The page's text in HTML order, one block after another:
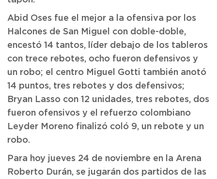
Abid Oses fue el mejor a la ofensiva por los
Halcones de San Miguel con doble-doble,
encestó 14 tantos, líder debajo de los tableros
con trece rebotes, ocho fueron defensivos y
un robo; el centro Miguel Gotti también anotó
14 puntos, tres rebotes y dos defensivos;
Bryan Lasso con 12 unidades, tres rebotes, dos
fueron ofensivos y el refuerzo colombiano
Leyder Moreno finalizó coló 9, un rebote y un
robo.
Para hoy jueves 24 de noviembre en la Arena
Roberto Durán, se jugarán dos partidos de las